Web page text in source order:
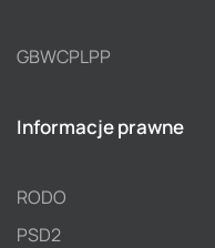
GBWCPLPP
Informacje prawne
RODO
PSD2